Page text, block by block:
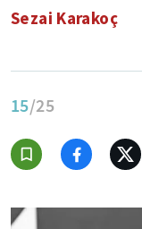
Sezai Karakoç
15/25